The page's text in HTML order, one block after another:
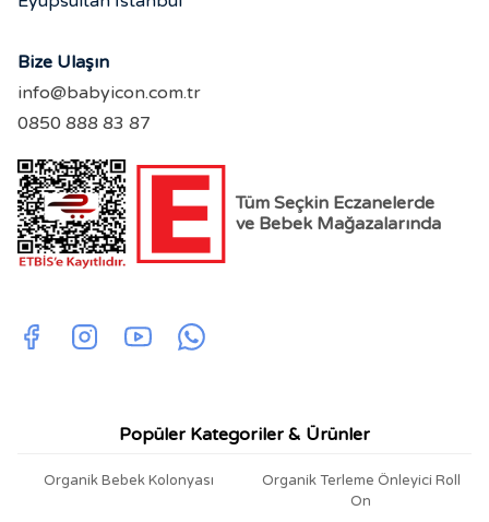
Bize Ulaşın
info@babyicon.com.tr
0850 888 83 87
Tüm Seçkin Eczanelerde
ve Bebek Mağazalarında
Popüler Kategoriler & Ürünler
Organik Bebek Kolonyası
Organik Terleme Önleyici Roll
On